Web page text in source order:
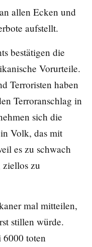
allen Ecken und
aufstellt.
bestätigen die
Vorurteile.
Terroristen haben
Terroranschlag in
sich die
Volk, das mit
es zu schwach
ziellos zu
mal mitteilen,
stillen würde.
toten